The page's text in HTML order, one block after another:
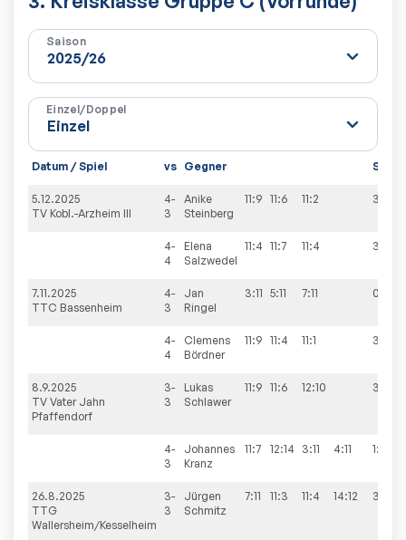
Saison
Einzel/Doppel
Datum / Spiel vs Gegner Sätze
5.12.2025
TV Kobl.-Arzheim III
4-
3
Anike
Steinberg
11:9 11:6 11:2 3:0
4-
4
Elena
Salzwedel
11:4 11:7 11:4 3:0
7.11.2025
TTC Bassenheim
4-
3
Jan
Ringel
3:11 5:11 7:11 0:3
4-
4
Clemens
Bördner
11:9 11:4 11:1 3:0
8.9.2025
TV Vater Jahn
Pfaffendorf
3-
3
Lukas
Schlawer
11:9 11:6 12:10 3:0
4-
3
Johannes
Kranz
11:7 12:14 3:11 4:11 1:3
26.8.2025
TTG
Wallersheim/Kesselheim
3-
3
Jürgen
Schmitz
7:11 11:3 11:4 14:12 3:1